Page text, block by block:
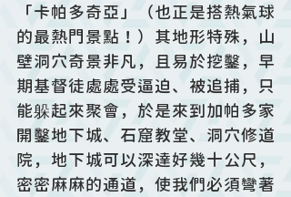
「卡帕多奇亞」（也正是搭熱氣球
的最熱門景點！）其地形特殊，山
壁洞穴奇景非凡，且易於挖鑿，早
期基督徒處處受逼迫、被追捕，只
能躲起來聚會，於是來到加帕多家
開鑿地下城、石窟教堂、洞穴修道
院，地下城可以深達好幾十公尺，
密密麻麻的通道，使我們必須彎著